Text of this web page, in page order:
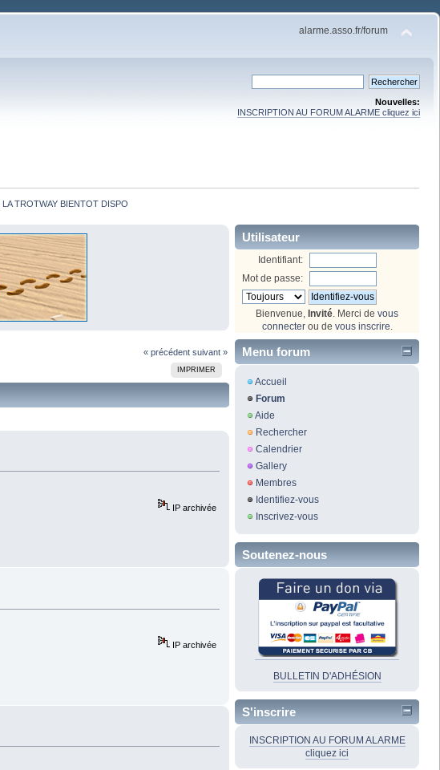
alarme.asso.fr/forum
Nouvelles:
INSCRIPTION AU FORUM ALARME cliquez ici
LA TROTWAY BIENTOT DISPO
« précédent suivant »
IMPRIMER
IP archivée
IP archivée
Utilisateur
Identifiant:
Mot de passe:
Bienvenue, Invité . Merci de vous
connecterou de vous inscrire
Menu forum
Accueil
Forum
Aide
Rechercher
Calendrier
Gallery
Membres
Identifiez-vous
Inscrivez-vous
Soutenez-nous
BULLETIN D'ADHÉSION
S'inscrire
INSCRIPTION AU FORUM ALARME
cliquez ici